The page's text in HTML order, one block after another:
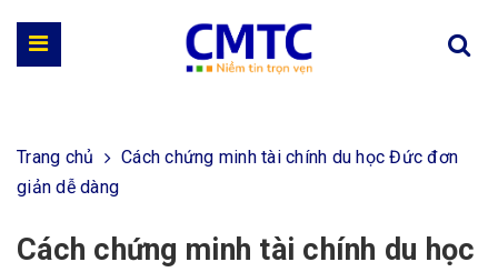
Trang chủ
Cách chứng minh tài chính du học Đức đơn
giản dễ dàng
Cách chứng minh tài chính du học